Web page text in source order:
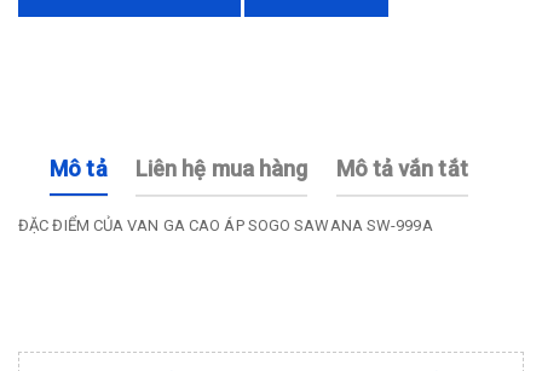
Mô tả Liên hệ mua hàng Mô tả vắn tắt
ĐẶC ĐIỂM CỦA VAN GA CAO ÁP SOGO SAWANA SW-999A